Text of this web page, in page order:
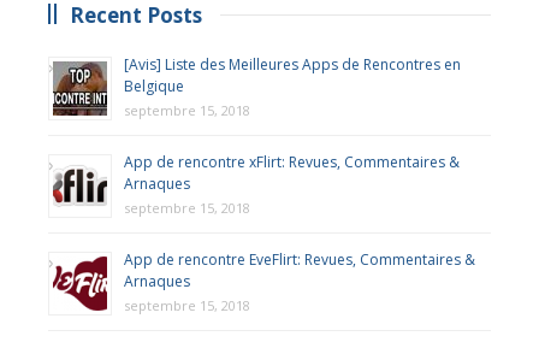
Recent Posts
[Avis] Liste des Meilleures Apps de Rencontres en
Belgique
septembre 15, 2018
App de rencontre xFlirt: Revues, Commentaires &
Arnaques
septembre 15, 2018
App de rencontre EveFlirt: Revues, Commentaires &
Arnaques
septembre 15, 2018